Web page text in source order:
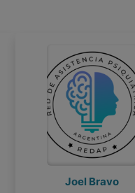
Eddy Monge
Eddy Monge